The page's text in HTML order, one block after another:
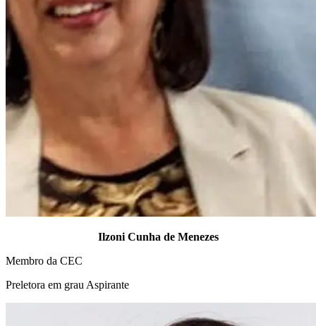
Ilzoni Cunha de Menezes
Membro da CEC
Preletora em grau Aspirante